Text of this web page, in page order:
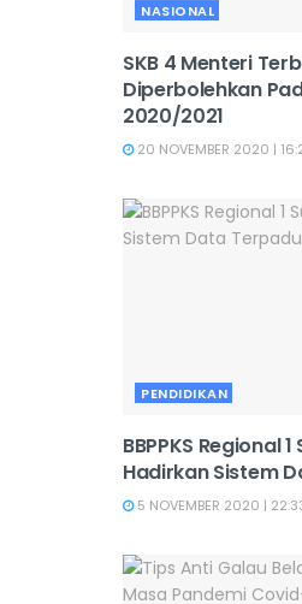
NASIONAL
SKB 4 Menteri
Diperbolehkan
2020/2021
20 NOVEMBER 2020 |
PENDIDIKAN
BBPPKS Regional
Hadirkan Sistem
5 NOVEMBER 2020 |